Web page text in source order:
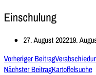
Einschulung
27. August 202219.
Vorheriger Beitrag
Nächster BeitragKartoffelsuche